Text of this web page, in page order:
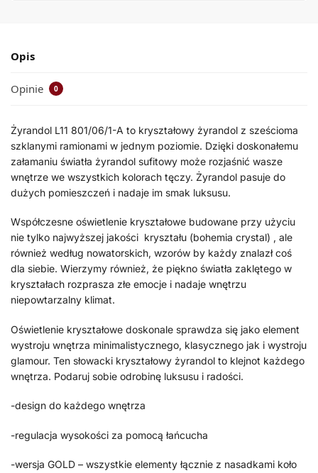
Opis
Opinie 0
Żyrandol L11 801/06/1-A to kryształowy żyrandol z sześcioma
szklanymi ramionami w jednym poziomie. Dzięki doskonałemu
załamaniu światła żyrandol sufitowy może rozjaśnić wasze
wnętrze we wszystkich kolorach tęczy. Żyrandol pasuje do
dużych pomieszczeń i nadaje im smak luksusu.
Współczesne oświetlenie kryształowe budowane przy użyciu
nie tylko najwyższej jakości kryształu (bohemia crystal) , ale
również według nowatorskich, wzorów by każdy znalazł coś
dla siebie. Wierzymy również, że piękno światła zaklętego w
kryształach rozprasza złe emocje i nadaje wnętrzu
niepowtarzalny klimat.
Oświetlenie kryształowe doskonale sprawdza się jako element
wystroju wnętrza minimalistycznego, klasycznego jak i wystroju
glamour. Ten słowacki kryształowy żyrandol to klejnot każdego
wnętrza. Podaruj sobie odrobinę luksusu i radości.
-design do każdego wnętrza
-regulacja wysokości za pomocą łańcucha
-wersja GOLD – wszystkie elementy łącznie z nasadkami koło